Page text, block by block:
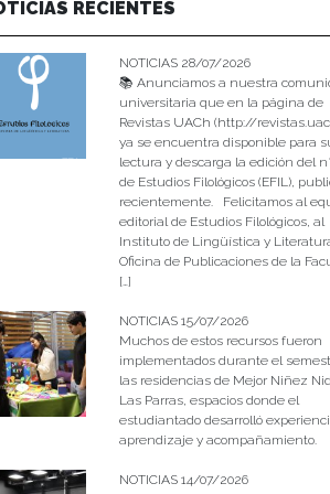
RECIENTES
NOTICIAS 28/07/2026
📚 Anunciamos a nuestra
universitaria que en la página de
Revistas UACh (http://
ya se encuentra disponible para
lectura y descarga la edición del
de Estudios Filológicos (EFIL),
recientemente. Felicitamos al
editorial de Estudios Filológicos, al
Instituto de Lingüística y
Oficina de Publicaciones de la
[…]
NOTICIAS 15/07/2026
Muchos de estos recursos fueron
implementados durante el
las residencias de Mejor Niñez
Las Parras, espacios donde el
estudiantado desarrolló
aprendizaje y acompañamiento.
NOTICIAS 14/07/2026